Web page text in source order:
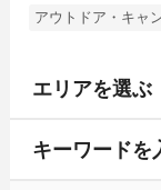
アウトドア・キャ
エリアを選ぶ
キーワードを